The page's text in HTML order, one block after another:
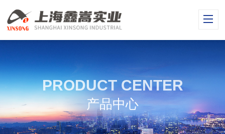
PRODUCT CENTER
产品中心